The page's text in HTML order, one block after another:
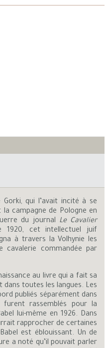
qui l’avait incité à se
campagne de Pologne en
du journal Le Cavalier
1920, cet intellectuel juif
à travers la Volhynie les
cavalerie commandée par
au livre qui a fait sa
toutes les langues. Les
publiés séparément dans
rassemblés pour la
lui-même en 1926. Dans
rapprocher de certaines
est éblouissant. Un de
a noté qu’il pouvait parler